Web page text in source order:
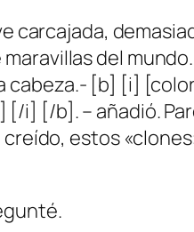
carcajada,
maravillas del
[b] [i]
i] [/b]. – añadió.
estos